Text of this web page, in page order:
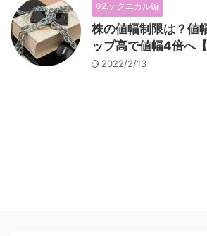
02.テクニカル編
株の値幅制限は？値
ップ高で値幅4倍へ【
2022/2/13